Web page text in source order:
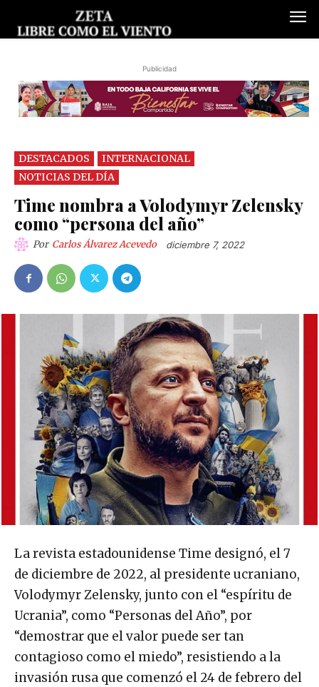
Publicidad
DESTACADOS
INTERNACIONAL
NOTICIAS DEL DÍA
Time nombra a Volodymyr Zelensky
como “persona del año”
Por Carlos Álvarez Acevedo diciembre 7, 2022
La revista estadounidense Time designó, el 7
de diciembre de 2022, al presidente ucraniano,
Volodymyr Zelensky, junto con el “espíritu de
Ucrania”, como “Personas del Año”, por
“demostrar que el valor puede ser tan
contagioso como el miedo”, resistiendo a la
invasión rusa que comenzó el 24 de febrero del